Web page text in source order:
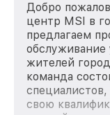
Добро
центр MSI в
предлагаем
обслуживание
жителей
команда
свою